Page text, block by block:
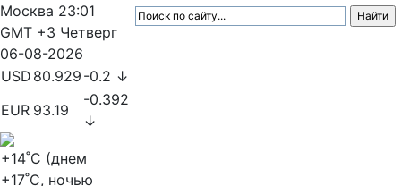
Москва 23:01
GMT +3 Четверг
06-08-2026
USD 80.929 -0.2 ↓
EUR 93.19
-0.392
↓
+14˚C (днем
+17˚C, ночью